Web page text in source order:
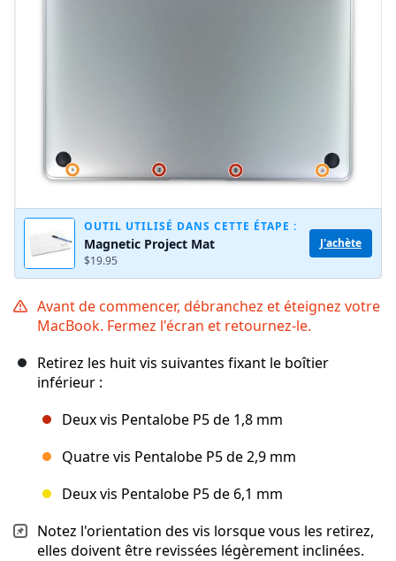
OUTIL UTILISÉ DANS CETTE ÉTAPE :
Magnetic Project Mat
$19.95
J'achète
Avant de commencer, débranchez et éteignez votre
MacBook. Fermez l'écran et retournez-le.
Retirez les huit vis suivantes fixant le boîtier
inférieur :
Deux vis Pentalobe P5 de 1,8 mm
Quatre vis Pentalobe P5 de 2,9 mm
Deux vis Pentalobe P5 de 6,1 mm
Notez l'orientation des vis lorsque vous les retirez,
elles doivent être revissées légèrement inclinées.